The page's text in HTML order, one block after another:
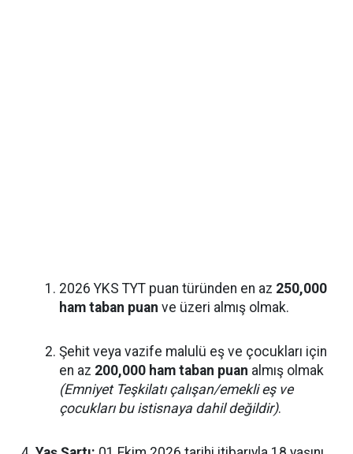
2026 YKS TYT puan türünden en az 250,000
ham taban puan ve üzeri almış olmak.
Şehit veya vazife malulü eş ve çocukları için
en az 200,000 ham taban puan almış olmak
(Emniyet Teşkilatı çalışan/emekli eş ve
çocukları bu istisnaya dahil değildir).